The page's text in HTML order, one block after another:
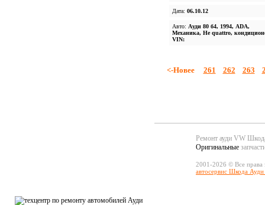
Дата: 06.10.12
Авто: Ауди 80 б4, 1994, ADA,
Механика, Не quattro,
VIN:
<-Новее 261 262 263
Ремонт ауди VW
Оригинальные
2001-2026 © Все
автосервис Шкода